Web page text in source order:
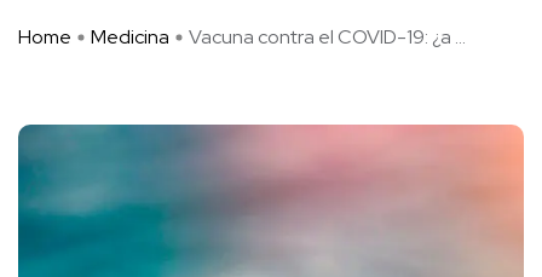
Home Medicina Vacuna contra el COVID-19: ¿a ...